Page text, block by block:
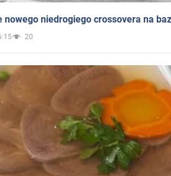
nowego niedrogiego crossovera na
20